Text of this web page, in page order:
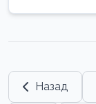
Назад